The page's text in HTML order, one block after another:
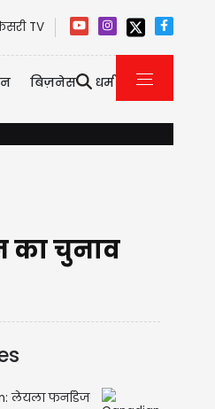
TV
बिज़नेस धर्म
का चुनाव
लेयला फर्नाडेज